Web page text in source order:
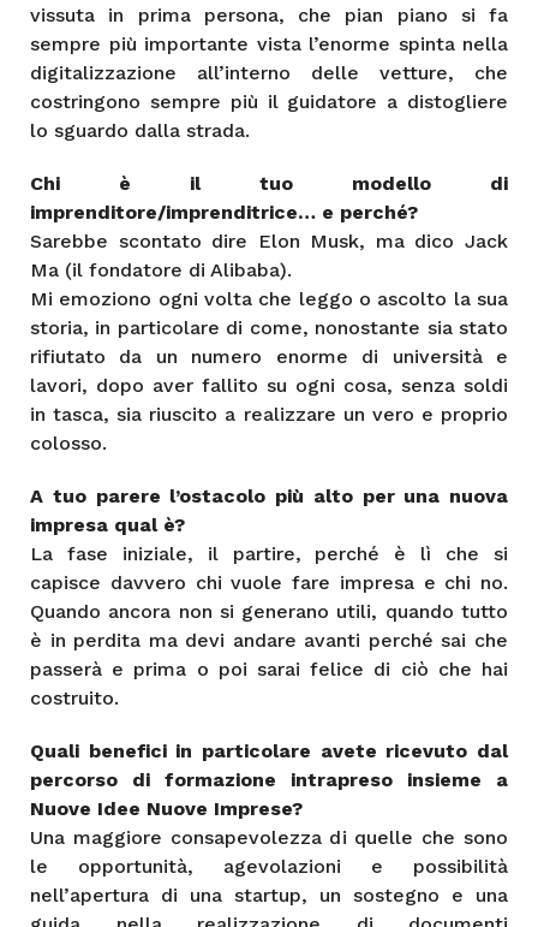
vissuta in prima persona, che pian piano si fa
sempre più importante vista l’enorme spinta nella
digitalizzazione all’interno delle vetture, che
costringono sempre più il guidatore a distogliere
lo sguardo dalla strada.
Chi è il tuo modello di
imprenditore/imprenditrice… e perché?
Sarebbe scontato dire Elon Musk, ma dico Jack
Ma (il fondatore di Alibaba).
Mi emoziono ogni volta che leggo o ascolto la sua
storia, in particolare di come, nonostante sia stato
rifiutato da un numero enorme di università e
lavori, dopo aver fallito su ogni cosa, senza soldi
in tasca, sia riuscito a realizzare un vero e proprio
colosso.
A tuo parere l’ostacolo più alto per una nuova
impresa qual è?
La fase iniziale, il partire, perché è lì che si
capisce davvero chi vuole fare impresa e chi no.
Quando ancora non si generano utili, quando tutto
è in perdita ma devi andare avanti perché sai che
passerà e prima o poi sarai felice di ciò che hai
costruito.
Quali benefici in particolare avete ricevuto dal
percorso di formazione intrapreso insieme a
Nuove Idee Nuove Imprese?
Una maggiore consapevolezza di quelle che sono
le opportunità, agevolazioni e possibilità
nell’apertura di una startup, un sostegno e una